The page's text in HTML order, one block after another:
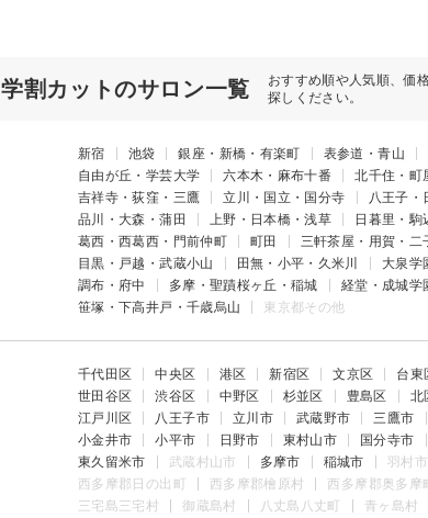
割カットのサロン一覧
おすすめ順や人気順、価
探しください。
新宿 池袋 銀座・新橋・有楽町 表参道・青山
自由が丘・学芸大学
六本木・麻布十番 北千住・町
吉祥寺・荻窪・三鷹
立川・国立・国分寺 八王子・
品川・大森・蒲田
上野・日本橋・浅草 日暮里・駒
葛西・西葛西・門前仲町
町田 三軒茶屋・用賀・二
目黒・戸越・武蔵小山
田無・小平・久米川 大泉学
調布・府中
多摩・聖蹟桜ヶ丘・稲城 経堂・成城学
笹塚・下高井戸・千歳烏山
東京都その他
千代田区 中央区 港区 新宿区 文京区 台東
世田谷区
渋谷区 中野区 杉並区 豊島区 北
江戸川区
八王子市 立川市 武蔵野市 三鷹市
小金井市
小平市 日野市 東村山市 国分寺市
東久留米市
武蔵村山市 多摩市 稲城市 羽村市
西多摩郡日の出町
西多摩郡檜原村 西多摩郡奥多摩町
三宅島三宅村
御蔵島村 八丈島八丈町 青ヶ島村